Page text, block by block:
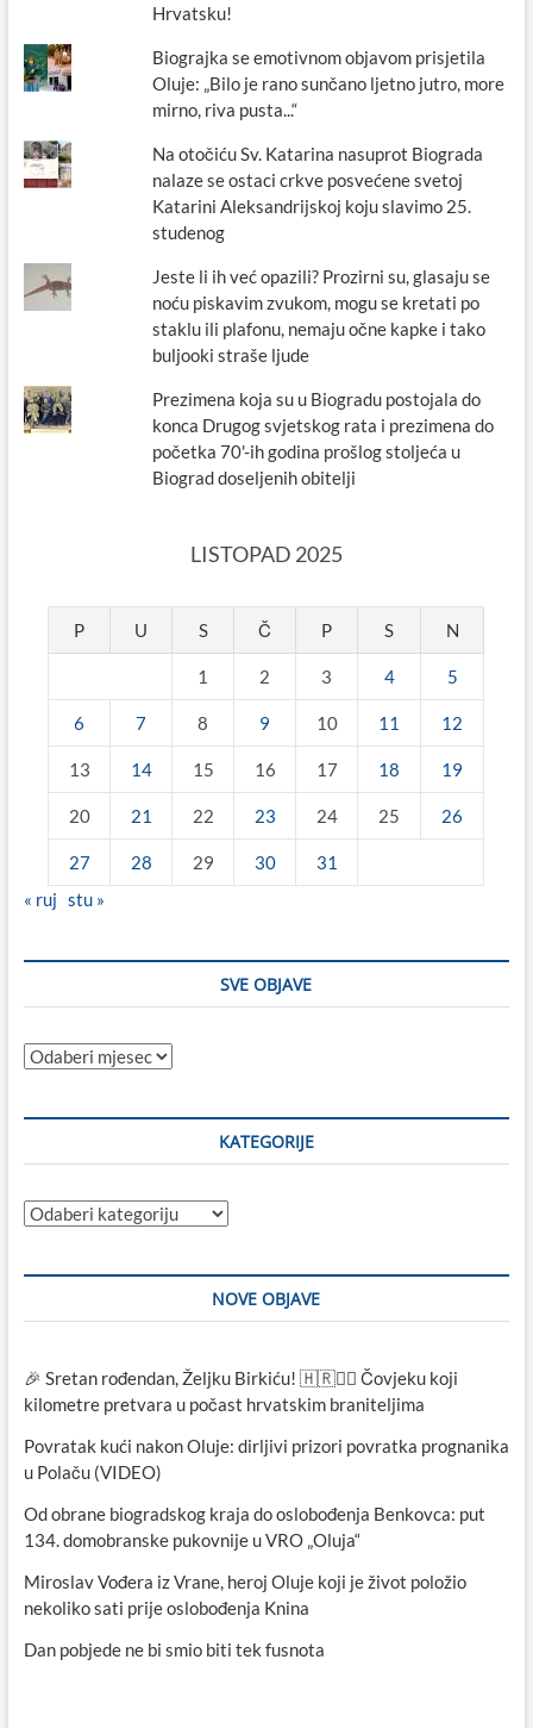
Hrvatsku!
Biograjka se emotivnom objavom prisjetila
Oluje: „Bilo je rano sunčano ljetno jutro, more
mirno, riva pusta...“
Na otočiću Sv. Katarina nasuprot Biograda
nalaze se ostaci crkve posvećene svetoj
Katarini Aleksandrijskoj koju slavimo 25.
studenog
Jeste li ih već opazili? Prozirni su, glasaju se
noću piskavim zvukom, mogu se kretati po
staklu ili plafonu, nemaju očne kapke i tako
buljooki straše ljude
Prezimena koja su u Biogradu postojala do
konca Drugog svjetskog rata i prezimena do
početka 70'-ih godina prošlog stoljeća u
Biograd doseljenih obitelji
LISTOPAD 2025
P U S Č P S N
1 2 3 4 5
6 7 8 9 10 11 12
13 14 15 16 17 18 19
20 21 22 23 24 25 26
27 28 29 30
31
« ruj stu »
SVE OBJAVE
Sve
KATEGORIJE
Kategorije
NOVE OBJAVE
🎉 Sretan rođendan, Željku Birkiću! 🇭🇷🏃‍♂️ Čovjeku koji
kilometre pretvara u počast hrvatskim braniteljima
Povratak kući nakon Oluje: dirljivi prizori povratka prognanika
u Polaču (VIDEO)
Od obrane biogradskog kraja do oslobođenja Benkovca: put
134. domobranske pukovnije u VRO „Oluja“
Miroslav Vođera iz Vrane, heroj Oluje koji je život položio
nekoliko sati prije oslobođenja Knina
Dan pobjede ne bi smio biti tek fusnota